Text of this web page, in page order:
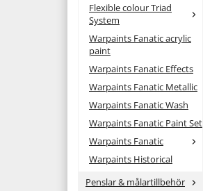
Flexible colour Triad
System
Warpaints Fanatic acrylic
paint
Warpaints Fanatic Effects
Warpaints Fanatic Metallic
Warpaints Fanatic Wash
Warpaints Fanatic Paint Set
Warpaints Fanatic
Warpaints Historical
Penslar & målartillbehör